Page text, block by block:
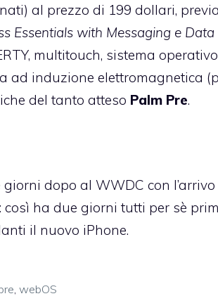
al prezzo di 199 dollari,
Essentials with Messaging e Data
multitouch, sistema
ad induzione elettromagnetica
del tanto atteso Palm Pre.
dopo al WWDC con l’arrivo
così ha due giorni tutti per sè
il nuovo iPhone.
, webOS